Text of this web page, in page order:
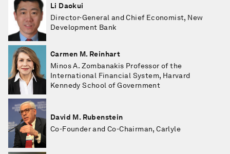
Li Daokui
Director-General and Chief Economist, New
Development Bank
Carmen M. Reinhart
Minos A. Zombanakis Professor of the
International Financial System, Harvard
Kennedy School of Government
David M. Rubenstein
Co-Founder and Co-Chairman, Carlyle